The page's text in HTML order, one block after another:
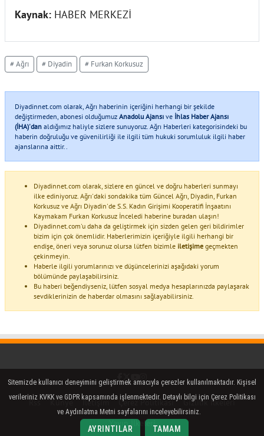
Kaynak: HABER MERKEZİ
# Ağrı # Diyadin # Furkan Korkusuz
Diyadinnet.com olarak, Ağrı haberinin içeriğini herhangi bir şekilde
değiştirmeden, abonesi olduğumuz Anadolu Ajansı ve İhlas Haber Ajansı
(İHA)'dan aldığımız haliyle sizlere sunuyoruz. Ağrı Haberleri kategorisindeki bu
haberin doğruluğu ve güvenilirliği ile ilgili tüm hukuki sorumluluk ilgili haber
ajanslarına aittir..
Diyadinnet.com olarak, sizlere en güncel ve doğru haberleri sunmayı
ilke ediniyoruz. Ağrı'daki sondakika tüm Güncel Ağrı, Diyadin, Furkan
Korkusuz ve Ağrı Diyadin'de S.S. Kadın Girişimi Kooperatifi İnşaatını
Kaymakam Furkan Korkusuz İnceledi haberine buradan ulaşın!
Diyadinnet.com'u daha da geliştirmek için sizden gelen geri bildirimler
bizim için çok önemlidir. Haberlerimizin içeriğiyle ilgili herhangi bir
endişe, öneri veya sorunuz olursa lütfen bizimle iletişime geçmekten
çekinmeyin.
Haberle ilgili yorumlarınızı ve düşüncelerinizi aşağıdaki yorum
bölümünde paylaşabilirsiniz.
Bu haberi beğendiyseniz, lütfen sosyal medya hesaplarınızda paylaşarak
sevdiklerinizin de haberdar olmasını sağlayabilirsiniz.
Facebook
Twitter (X)
YouTube
Instagram
Rss Künye İletişim Çerez Politikası
Gizlilik İlkeleri
Yayın İlkeleri
Sitemizde kullanıcı deneyimini geliştirmek amacıyla çerezler kullanılmaktadır. Kişisel
verileriniz KVKK ve GDPR kapsamında işlenmektedir. Detaylı bilgi için Çerez Politikası
ve Aydınlatma Metni sayfalarını inceleyebilirsiniz.
AYRINTILAR TAMAM